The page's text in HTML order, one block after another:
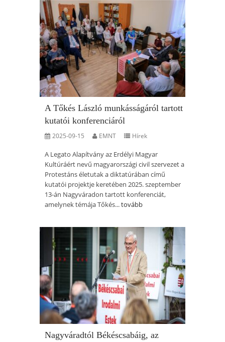
A Tőkés László munkásságáról tartott
kutatói konferenciáról
2025-09-15 EMNT Hírek
A Legato Alapítvány az Erdélyi Magyar
Kultúráért nevű magyarországi civil szervezet a
Protestáns életutak a diktatúrában című
kutatói projektje keretében 2025. szeptember
13-án Nagyváradon tartott konferenciát,
amelynek témája Tőkés...tovább
Nagyváradtól Békéscsabáig, az